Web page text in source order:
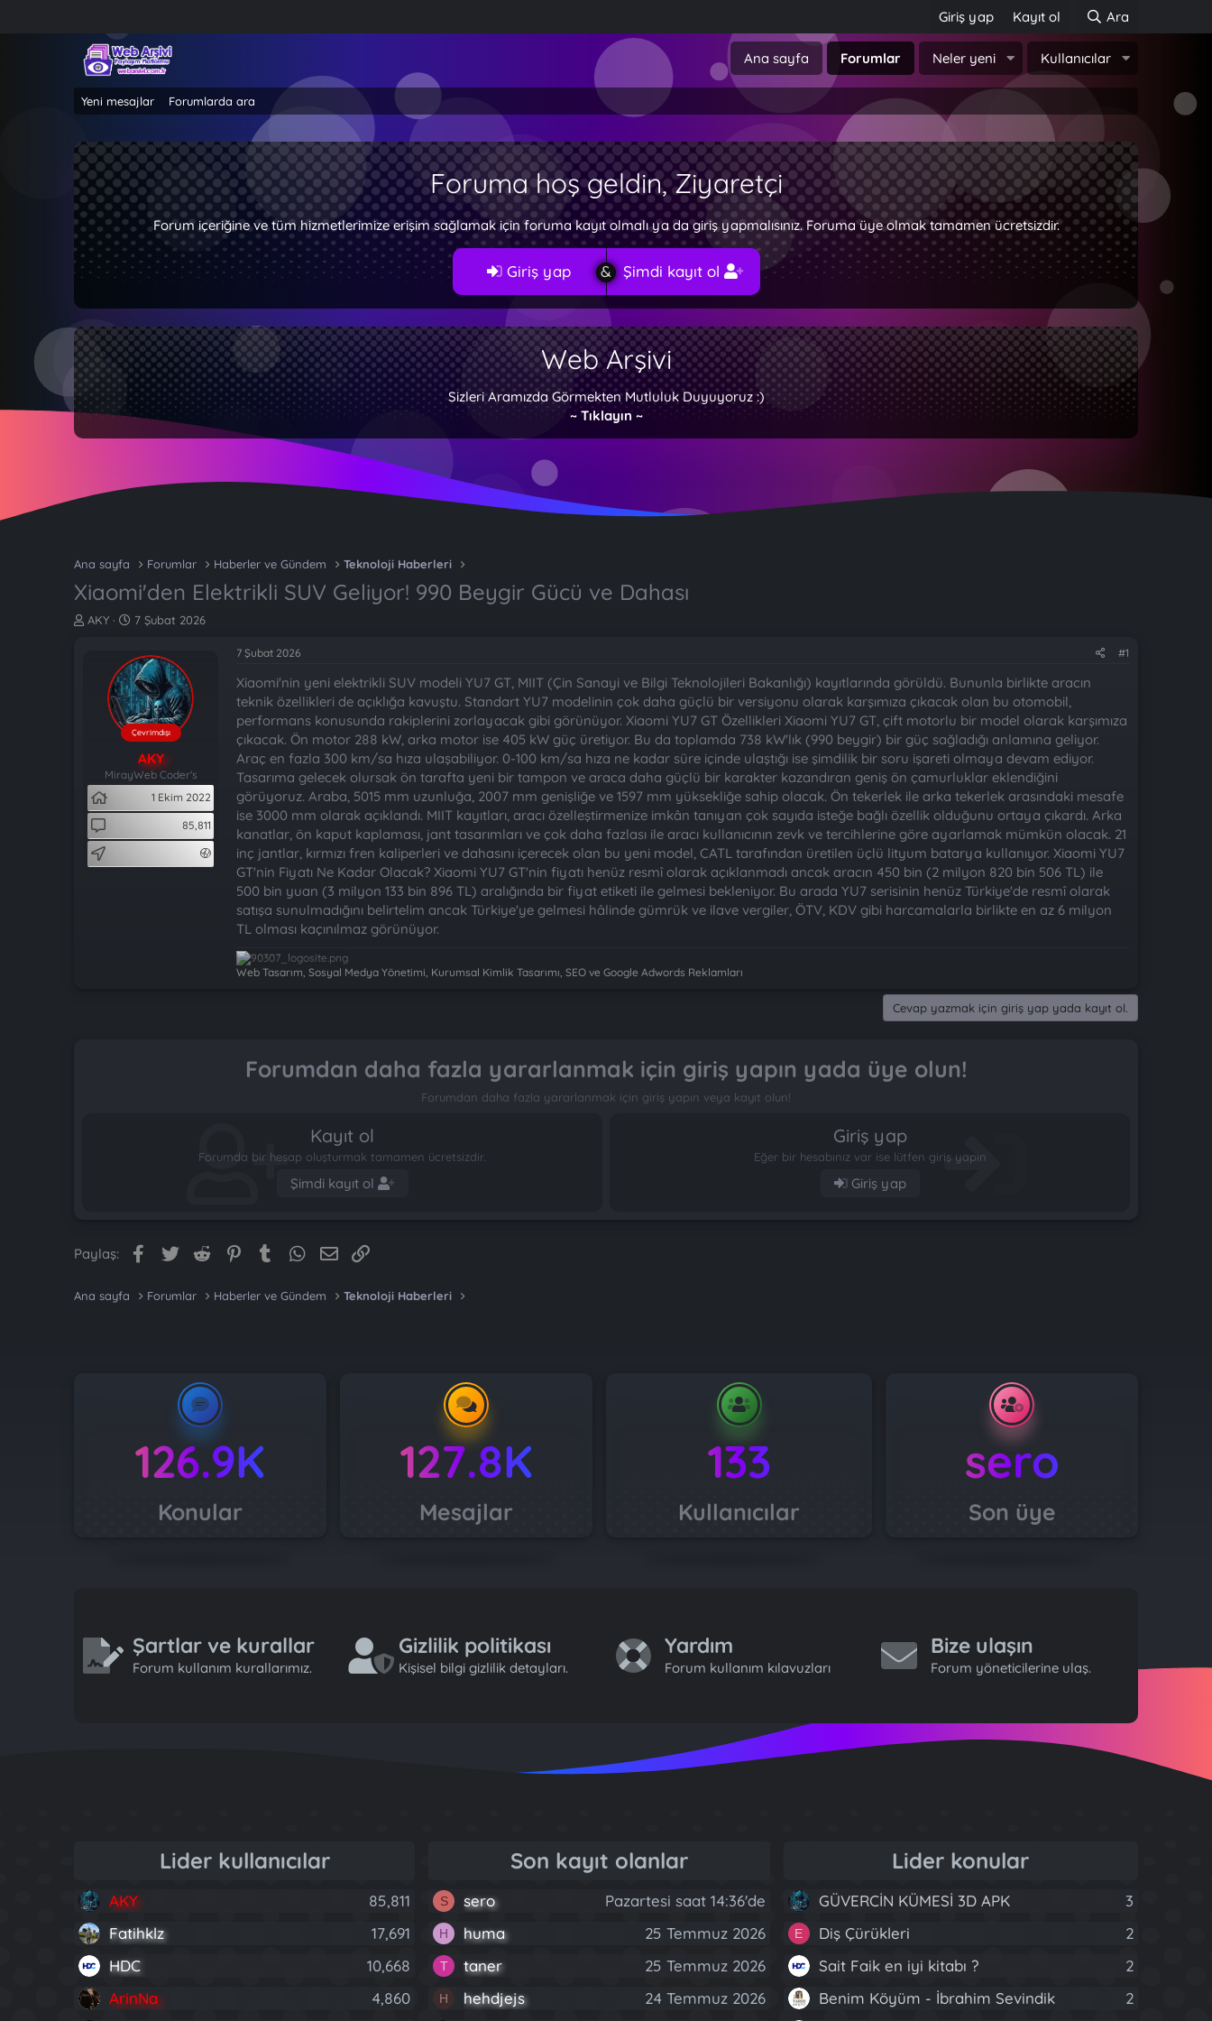
Giriş yap Kayıt ol Ara
Ana sayfa Forumlar Neler yeni Kullanıcılar
Yeni mesajlar Forumlarda ara
Foruma hoş geldin, Ziyaretçi
Forum içeriğine ve tüm hizmetlerimize erişim sağlamak için foruma kayıt olmalı ya da giriş yapmalısınız. Foruma üye olmak tamamen ücretsizdir.
Giriş yap Şimdi kayıt ol
Web Arşivi
Sizleri Aramızda Görmekten Mutluluk Duyuyoruz :)
~ Tıklayın ~
Ana sayfa Forumlar Haberler ve Gündem Teknoloji Haberleri
Xiaomi'den Elektrikli SUV Geliyor! 990 Beygir Gücü ve Dahası
K
a
t
a
n
AKY
B
l
a
n
g
ı
a
i
7 Şubat 2026
Çevrimdışı
AKY
MirayWeb Coder's
1 Ekim 2022
85,811
7 Şubat 2026 #1
Xiaomi'nin yeni elektrikli SUV modeli YU7 GT, MIIT (Çin Sanayi ve Bilgi Teknolojileri Bakanlığı) kayıtlarında görüldü. Bununla birlikte aracın
teknik özellikleri de açıklığa kavuştu. Standart YU7 modelinin çok daha güçlü bir versiyonu olarak karşımıza çıkacak olan bu otomobil,
performans konusunda rakiplerini zorlayacak gibi görünüyor. Xiaomi YU7 GT Özellikleri Xiaomi YU7 GT, çift motorlu bir model olarak karşımıza
çıkacak. Ön motor 288 kW, arka motor ise 405 kW güç üretiyor. Bu da toplamda 738 kW'lık (990 beygir) bir güç sağladığı anlamına geliyor.
Araç en fazla 300 km/sa hıza ulaşabiliyor. 0-100 km/sa hıza ne kadar süre içinde ulaştığı ise şimdilik bir soru işareti olmaya devam ediyor.
Tasarıma gelecek olursak ön tarafta yeni bir tampon ve araca daha güçlü bir karakter kazandıran geniş ön çamurluklar eklendiğini
görüyoruz. Araba, 5015 mm uzunluğa, 2007 mm genişliğe ve 1597 mm yüksekliğe sahip olacak. Ön tekerlek ile arka tekerlek arasındaki mesafe
ise 3000 mm olarak açıklandı. MIIT kayıtları, aracı özelleştirmenize imkân tanıyan çok sayıda isteğe bağlı özellik olduğunu ortaya çıkardı. Arka
kanatlar, ön kaput kaplaması, jant tasarımları ve çok daha fazlası ile aracı kullanıcının zevk ve tercihlerine göre ayarlamak mümkün olacak. 21
inç jantlar, kırmızı fren kaliperleri ve dahasını içerecek olan bu yeni model, CATL tarafından üretilen üçlü lityum batarya kullanıyor. Xiaomi YU7
GT'nin Fiyatı Ne Kadar Olacak? Xiaomi YU7 GT'nin fiyatı henüz resmî olarak açıklanmadı ancak aracın 450 bin (2 milyon 820 bin 506 TL) ile
500 bin yuan (3 milyon 133 bin 896 TL) aralığında bir fiyat etiketi ile gelmesi bekleniyor. Bu arada YU7 serisinin henüz Türkiye'de resmî olarak
satışa sunulmadığını belirtelim ancak Türkiye'ye gelmesi hâlinde gümrük ve ilave vergiler, ÖTV, KDV gibi harcamalarla birlikte en az 6 milyon
TL olması kaçınılmaz görünüyor.
Web Tasarım, Sosyal Medya Yönetimi, Kurumsal Kimlik Tasarımı, SEO ve Google Adwords Reklamları
Cevap yazmak için giriş yap yada kayıt ol.
Forumdan daha fazla yararlanmak için giriş yapın yada üye olun!
Forumdan daha fazla yararlanmak için giriş yapın veya kayıt olun!
Kayıt ol
Forumda bir hesap oluşturmak tamamen ücretsizdir.
Şimdi kayıt ol
Giriş yap
Eğer bir hesabınız var ise lütfen giriş yapın
Giriş yap
Paylaş: Facebook
Twitter Reddit PinterestTumblrWhatsApp
E-posta
Ana sayfa Forumlar Haberler ve Gündem Teknoloji Haberleri
126.9K
Konular
127.8K
Mesajlar
133
Kullanıcılar
sero
Son üye
Şartlar ve kurallar
Forum kullanım kurallarımız.
Gizlilik politikası
Kişisel bilgi gizlilik detayları.
Yardım
Forum kullanım kılavuzları
Bize ulaşın
Forum yöneticilerine ulaş.
Lider kullanıcılar
AKY
85,811
Fatihklz
17,691
HDC
10,668
ArinNa
4,860
Son kayıt olanlar
S sero Pazartesi saat 14:36'de
H huma 25 Temmuz 2026
T taner 25 Temmuz 2026
H hehdjejs 24 Temmuz 2026
Lider konular
GÜVERCİN KÜMESİ 3D APK 3
E Diş Çürükleri
2
Sait Faik en iyi kitabı ?
2
Benim Köyüm - İbrahim Sevindik
2